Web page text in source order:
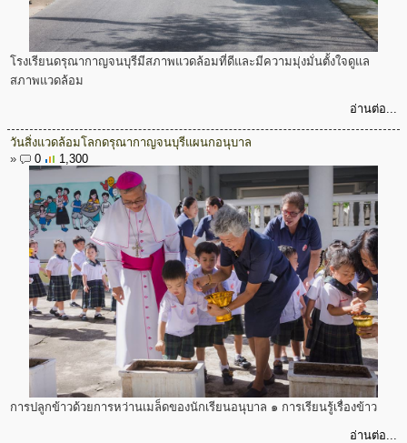
โรงเรียนดรุณากาญจนบุรีมีสภาพแวดล้อมที่ดีและมีความมุ่งมั่นตั้งใจดูแล
สภาพแวดล้อม
อ่านต่อ...
วันสิ่งแวดล้อมโลกดรุณากาญจนบุรีแผนกอนุบาล
»
0 1,300
การปลูกข้าวด้วยการหว่านเมล็ดของนักเรียนอนุบาล ๑ การเรียนรู้เรื่องข้าว
อ่านต่อ...